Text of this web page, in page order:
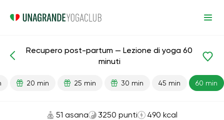
Gravidanza
Recupero post-partum — Lezione di yoga 60
minuti
20 min 25 min 30 min 45 min 60 min
51 asana 3250 punti 490 kcal